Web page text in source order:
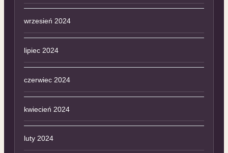
wrzesień 2024
lipiec 2024
czerwiec 2024
kwiecień 2024
luty 2024